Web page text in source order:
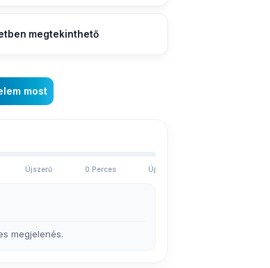
megtekinthető
most
Újszerű 0 Perces Új
megjelenés.